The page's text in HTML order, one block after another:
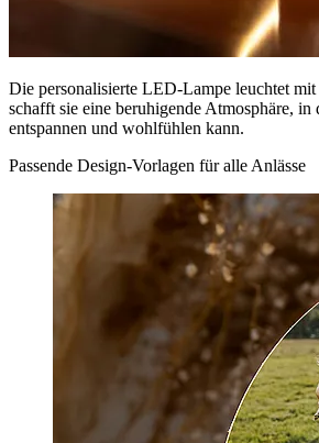
Die personalisierte LED-Lampe leuchtet
schafft sie eine beruhigende Atmosphäre, in
entspannen und wohlfühlen kann.
Passende Design-Vorlagen für alle Anlässe